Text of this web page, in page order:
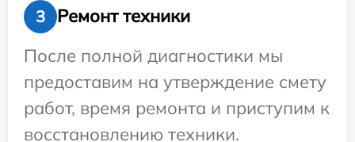
3
Ремонт техники
После полной диагностики мы
предоставим на утверждение смету
работ, время ремонта и приступим к
восстановлению техники.